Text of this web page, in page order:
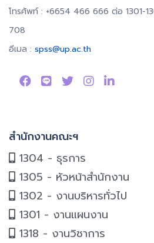
โทรศัพท์ : +6654 466 666 ต่อ 1301-
708
อีเมล : spss@up.ac.th
สำนักงานคณะฯ
1304 - ธุรการ
1305 - หัวหน้าสำนักงาน
1302 - งานบริหารทั่วไป
1301 - งานแผนงาน
1318 - งานวิชาการ